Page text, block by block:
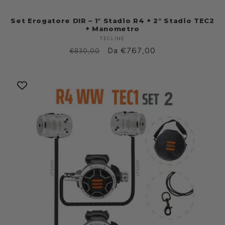
Set Erogatore DIR – 1° Stadio R4 + 2° Stadio TEC2
+ Manometro
Produttore:
TECLINE
Prezzo
€830,00
Prezzo
Da €767,00